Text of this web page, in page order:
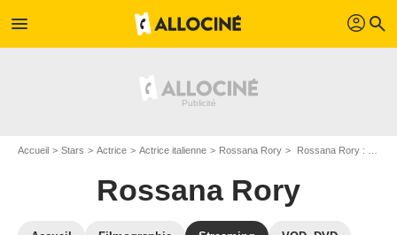
menu profil search
Accueil Stars Actrice Actrice italienne Rossana Rory Rossana Rory : Films et séries online
Rossana Rory